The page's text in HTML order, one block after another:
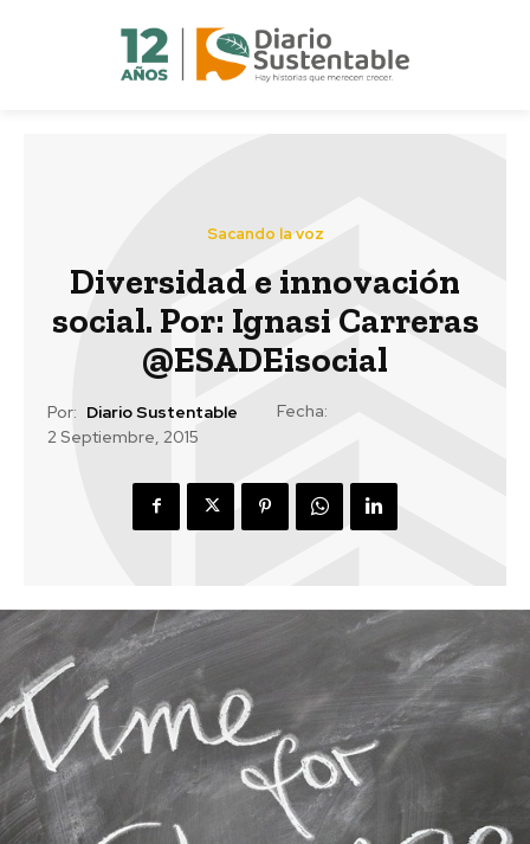
Sacando la voz
Diversidad e innovación
social. Por: Ignasi Carreras
@ESADEisocial
Por: Diario Sustentable
Fecha:
2 Septiembre, 2015